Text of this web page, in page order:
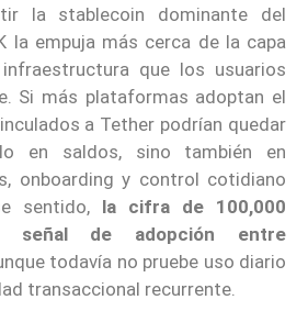
la stablecoin dominante del
la empuja más cerca de la capa
que los usuarios
Si más plataformas adoptan el
a Tether podrían quedar
en saldos, sino también en
onboarding y control cotidiano
sentido, la cifra de 100,000
señal de adopción entre
todavía no pruebe uso diario
transaccional recurrente.